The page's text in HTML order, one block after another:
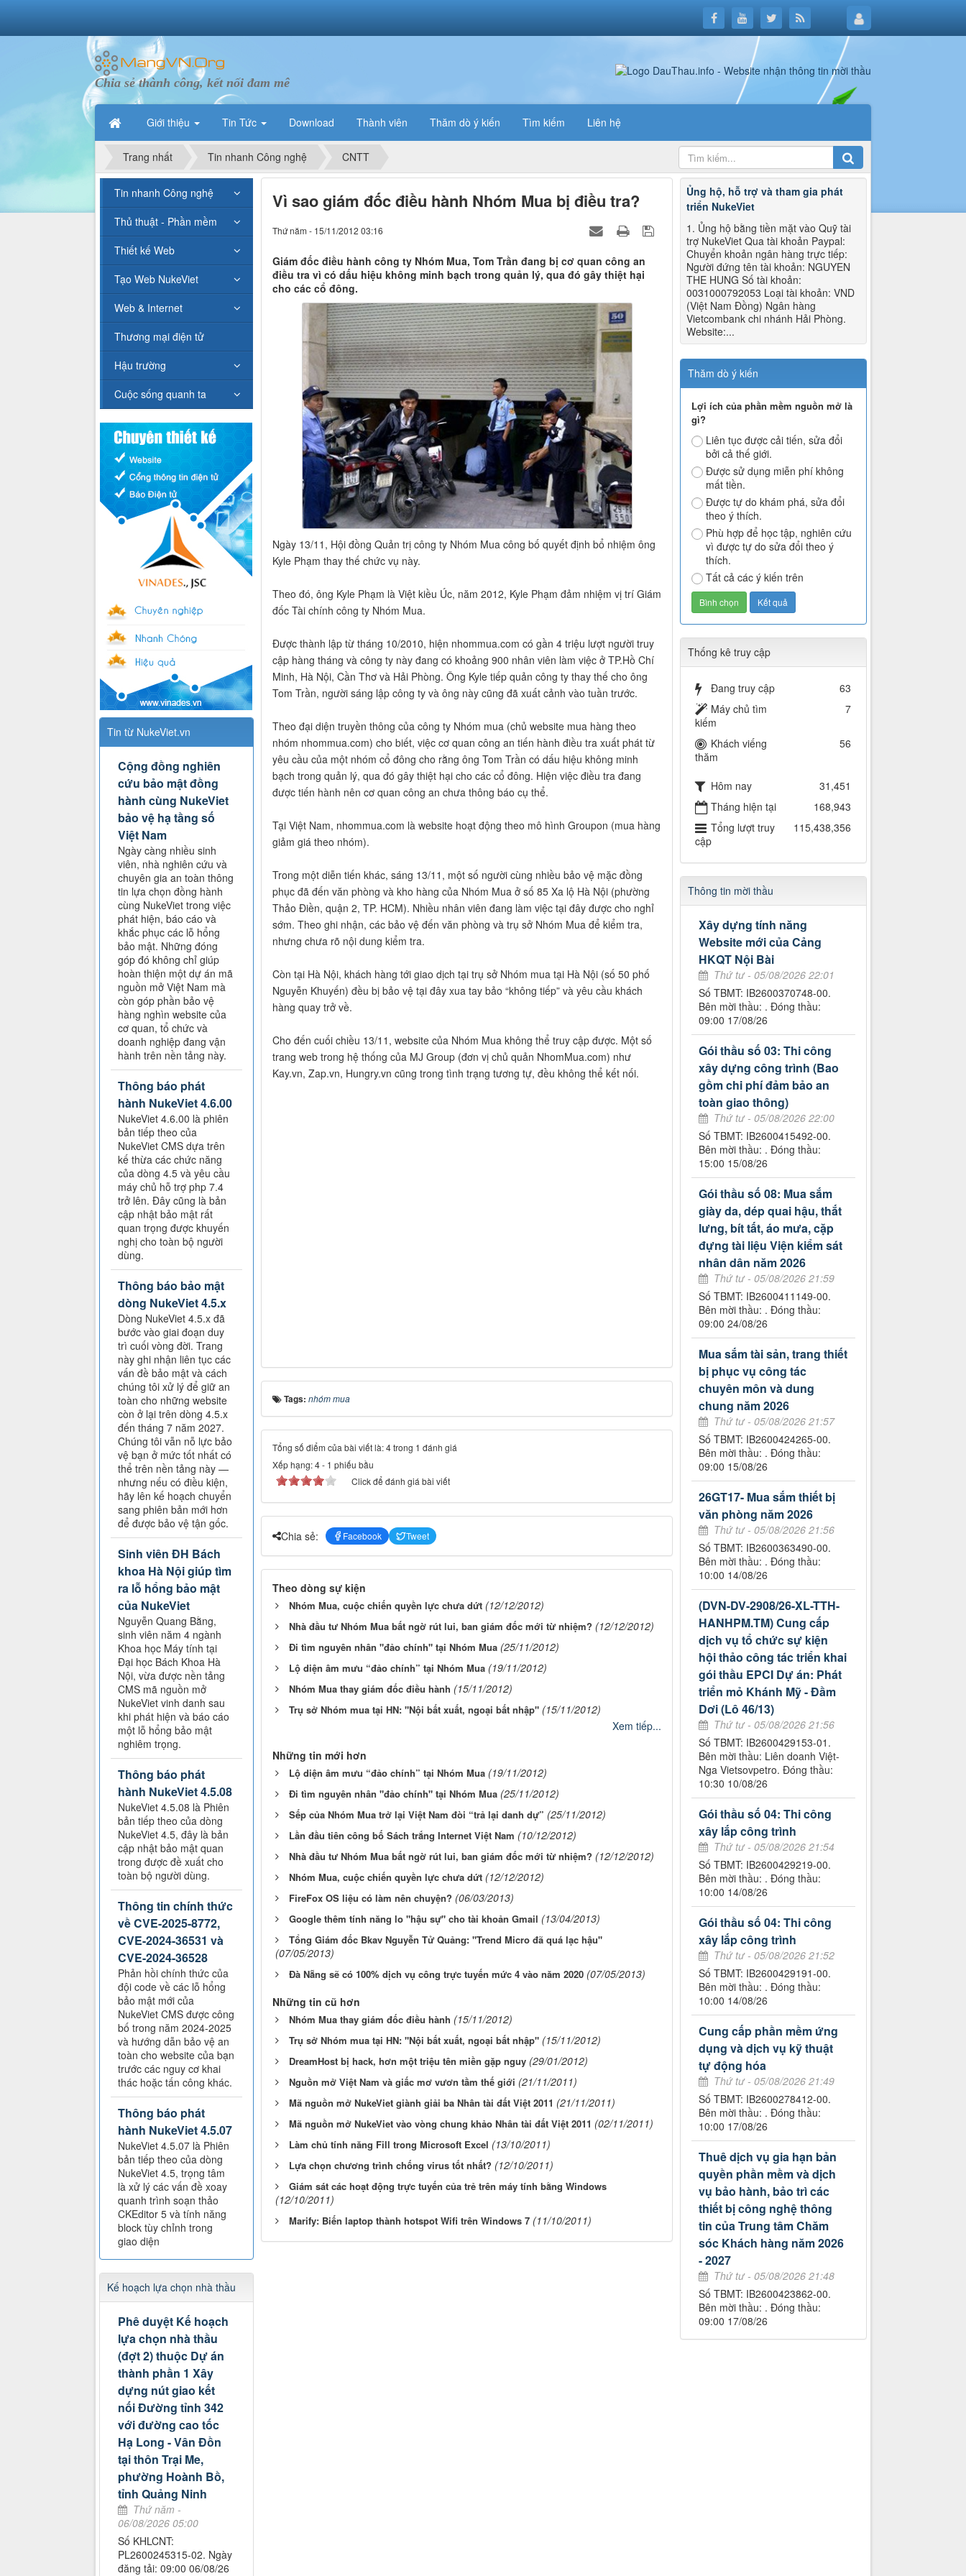
Chia sẻ thành công, kết nối đam mê
Giới thiệu Tin Tức Download Thành viên Thăm dò ý kiến Tìm kiếm Liên hệ
Trang nhất Tin nhanh Công nghệ CNTT
Vì sao giám đốc điều hành Nhóm Mua bị điều tra?
Thứ năm - 15/11/2012 03:16
Giám đốc điều hành công ty Nhóm Mua, Tom Trần đang bị cơ quan công an
điều tra vì có dấu hiệu không minh bạch trong quản lý, qua đó gây thiệt hại
cho các cổ đông.
Ngày 13/11, Hội đồng Quản trị công ty Nhóm Mua công bố quyết định bổ nhiệm ông
Kyle Phạm thay thế chức vụ này.
Theo đó, ông Kyle Phạm là Việt kiều Úc, năm 2012, Kyle Phạm đảm nhiệm vị trí Giám
đốc Tài chính công ty Nhóm Mua.
Được thành lập từ tháng 10/2010, hiện nhommua.com có gần 4 triệu lượt người truy
cập hàng tháng và công ty này đang có khoảng 900 nhân viên làm việc ở TP.Hồ Chí
Minh, Hà Nội, Cần Thơ và Hải Phòng. Ông Kyle tiếp quản công ty thay thế cho ông
Tom Trần, người sáng lập công ty và ông này cũng đã xuất cảnh vào tuần trước.
Theo đại diện truyền thông của công ty Nhóm mua (chủ website mua hàng theo
nhóm nhommua.com) cho biết, việc cơ quan công an tiến hành điều tra xuất phát từ
yêu cầu của một nhóm cổ đông cho rằng ông Tom Trần có dấu hiệu không minh
bạch trong quản lý, qua đó gây thiệt hại cho các cổ đông. Hiện việc điều tra đang
được tiến hành nên cơ quan công an chưa thông báo cụ thể.
Tại Việt Nam, nhommua.com là website hoạt động theo mô hình Groupon (mua hàng
giảm giá theo nhóm).
Trong một diễn tiến khác, sáng 13/11, một số người cùng nhiều bảo vệ mặc đồng
phục đã đến văn phòng và kho hàng của Nhóm Mua ở số 85 Xa lộ Hà Nội (phường
Thảo Điền, quận 2, TP. HCM). Nhiều nhân viên đang làm việc tại đây được cho nghỉ
sớm. Theo ghi nhận, các bảo vệ đến văn phòng và trụ sở Nhóm Mua để kiểm tra,
nhưng chưa rõ nội dung kiểm tra.
Còn tại Hà Nội, khách hàng tới giao dịch tại trụ sở Nhóm mua tại Hà Nội (số 50 phố
Nguyễn Khuyến) đều bị bảo vệ tại đây xua tay bảo “không tiếp” và yêu cầu khách
hàng quay trở về.
Cho đến cuối chiều 13/11, website của Nhóm Mua không thể truy cập được. Một số
trang web trong hệ thống của MJ Group (đơn vị chủ quản NhomMua.com) như
Kay.vn, Zap.vn, Hungry.vn cũng trong tình trạng tương tự, đều không thể kết nối.
Tags: nhóm mua
Tổng số điểm của bài viết là: 4 trong 1 đánh giá
Xếp hạng:4- 1 phiếu bầu
Click để đánh giá bài viết
Chia sẻ: Facebook Tweet
Theo dòng sự kiện
Nhóm Mua, cuộc chiến quyền lực chưa dứt (12/12/2012)
Nhà đầu tư Nhóm Mua bất ngờ rút lui, ban giám đốc mới từ nhiệm? (12/12/2012)
Đi tìm nguyên nhân "đảo chính" tại Nhóm Mua (25/11/2012)
Lộ diện âm mưu “đảo chính” tại Nhóm Mua (19/11/2012)
Nhóm Mua thay giám đốc điều hành (15/11/2012)
Trụ sở Nhóm mua tại HN: "Nội bất xuất, ngoại bất nhập" (15/11/2012)
Xem tiếp...
Những tin mới hơn
Lộ diện âm mưu “đảo chính” tại Nhóm Mua (19/11/2012)
Đi tìm nguyên nhân "đảo chính" tại Nhóm Mua (25/11/2012)
Sếp của Nhóm Mua trở lại Việt Nam đòi “trả lại danh dự” (25/11/2012)
Lần đầu tiên công bố Sách trắng Internet Việt Nam (10/12/2012)
Nhà đầu tư Nhóm Mua bất ngờ rút lui, ban giám đốc mới từ nhiệm? (12/12/2012)
Nhóm Mua, cuộc chiến quyền lực chưa dứt (12/12/2012)
FireFox OS liệu có làm nên chuyện? (06/03/2013)
Google thêm tính năng lo "hậu sự" cho tài khoản Gmail (13/04/2013)
Tổng Giám đốc Bkav Nguyễn Tử Quảng: "Trend Micro đã quá lạc hậu"
(07/05/2013)
Đà Nẵng sẽ có 100% dịch vụ công trực tuyến mức 4 vào năm 2020 (07/05/2013)
Những tin cũ hơn
Nhóm Mua thay giám đốc điều hành (15/11/2012)
Trụ sở Nhóm mua tại HN: "Nội bất xuất, ngoại bất nhập" (15/11/2012)
DreamHost bị hack, hơn một triệu tên miền gặp nguy (29/01/2012)
Nguồn mở Việt Nam và giấc mơ vươn tầm thế giới (21/11/2011)
Mã nguồn mở NukeViet giành giải ba Nhân tài đất Việt 2011 (21/11/2011)
Mã nguồn mở NukeViet vào vòng chung khảo Nhân tài đất Việt 2011 (02/11/2011)
Làm chủ tính năng Fill trong Microsoft Excel (13/10/2011)
Lựa chọn chương trình chống virus tốt nhất? (12/10/2011)
Giám sát các hoạt động trực tuyến của trẻ trên máy tính bằng Windows
(12/10/2011)
Marify: Biến laptop thành hotspot Wifi trên Windows 7 (11/10/2011)
Ủng hộ, hỗ trợ và tham gia phát
triển NukeViet
1. Ủng hộ bằng tiền mặt vào Quỹ tài
trợ NukeViet Qua tài khoản Paypal:
Chuyển khoản ngân hàng trực tiếp:
Người đứng tên tài khoản: NGUYEN
THE HUNG Số tài khoản:
0031000792053 Loại tài khoản: VND
(Việt Nam Đồng) Ngân hàng
Vietcombank chi nhánh Hải Phòng.
Website:...
Thăm dò ý kiến
Lợi ích của phần mềm nguồn mở là
gì?
Liên tục được cải tiến, sửa đổi
bởi cả thế giới.
Được sử dụng miễn phí không
mất tiền.
Được tự do khám phá, sửa đổi
theo ý thích.
Phù hợp để học tập, nghiên cứu
vì được tự do sửa đổi theo ý
thích.
Tất cả các ý kiến trên
Thống kê truy cập
Đang truy cập
63
Máy chủ tìm
kiếm
7
Khách viếng
thăm
56
Hôm nay
31,451
Tháng hiện tại
168,943
Tổng lượt truy
cập
115,438,356
Thông tin mời thầu
Xây dựng tính năng
Website mới của Cảng
HKQT Nội Bài
Thứ tư - 05/08/2026 22:01
Số TBMT: IB2600370748-00.
Bên mời thầu: . Đóng thầu:
09:00 17/08/26
Gói thầu số 03: Thi công
xây dựng công trình (Bao
gồm chi phí đảm bảo an
toàn giao thông)
Thứ tư - 05/08/2026 22:00
Số TBMT: IB2600415492-00.
Bên mời thầu: . Đóng thầu:
15:00 15/08/26
Gói thầu số 08: Mua sắm
giày da, dép quai hậu, thắt
lưng, bít tất, áo mưa, cặp
đựng tài liệu Viện kiểm sát
nhân dân năm 2026
Thứ tư - 05/08/2026 21:59
Số TBMT: IB2600411149-00.
Bên mời thầu: . Đóng thầu:
09:00 24/08/26
Mua sắm tài sản, trang thiết
bị phục vụ công tác
chuyên môn và dung
chung năm 2026
Thứ tư - 05/08/2026 21:57
Số TBMT: IB2600424265-00.
Bên mời thầu: . Đóng thầu:
09:00 15/08/26
26GT17- Mua sắm thiết bị
văn phòng năm 2026
Thứ tư - 05/08/2026 21:56
Số TBMT: IB2600363490-00.
Bên mời thầu: . Đóng thầu:
10:00 14/08/26
(DVN-DV-2908/26-XL-TTH-
HANHPM.TM) Cung cấp
dịch vụ tổ chức sự kiện
hội thảo công tác triển khai
gói thầu EPCI Dự án: Phát
triển mỏ Khánh Mỹ - Đầm
Dơi (Lô 46/13)
Thứ tư - 05/08/2026 21:56
Số TBMT: IB2600429153-01.
Bên mời thầu: Liên doanh Việt-
Nga Vietsovpetro. Đóng thầu:
10:30 10/08/26
Gói thầu số 04: Thi công
xây lắp công trình
Thứ tư - 05/08/2026 21:54
Số TBMT: IB2600429219-00.
Bên mời thầu: . Đóng thầu:
10:00 14/08/26
Gói thầu số 04: Thi công
xây lắp công trình
Thứ tư - 05/08/2026 21:52
Số TBMT: IB2600429191-00.
Bên mời thầu: . Đóng thầu:
10:00 14/08/26
Cung cấp phần mềm ứng
dụng và dịch vụ kỹ thuật
tự động hóa
Thứ tư - 05/08/2026 21:49
Số TBMT: IB2600278412-00.
Bên mời thầu: . Đóng thầu:
10:00 17/08/26
Thuê dịch vụ gia hạn bản
quyền phần mềm và dịch
vụ bảo hành, bảo trì các
thiết bị công nghệ thông
tin của Trung tâm Chăm
sóc Khách hàng năm 2026
- 2027
Thứ tư - 05/08/2026 21:48
Số TBMT: IB2600423862-00.
Bên mời thầu: . Đóng thầu:
09:00 17/08/26
Tin nhanh Công nghệ
Thủ thuật - Phần mềm
Thiết kế Web
Tạo Web NukeViet
Web & Internet
Thương mại điện tử
Hậu trường
Cuộc sống quanh ta
Tin từ NukeViet.vn
Cộng đồng nghiên
cứu bảo mật đồng
hành cùng NukeViet
bảo vệ hạ tầng số
Việt Nam
Ngày càng nhiều sinh
viên, nhà nghiên cứu và
chuyên gia an toàn thông
tin lựa chọn đồng hành
cùng NukeViet trong việc
phát hiện, báo cáo và
khắc phục các lỗ hổng
bảo mật. Những đóng
góp đó không chỉ giúp
hoàn thiện một dự án mã
nguồn mở Việt Nam mà
còn góp phần bảo vệ
hàng nghìn website của
cơ quan, tổ chức và
doanh nghiệp đang vận
hành trên nền tảng này.
Thông báo phát
hành NukeViet 4.6.00
NukeViet 4.6.00 là phiên
bản tiếp theo của
NukeViet CMS dựa trên
kế thừa các chức năng
của dòng 4.5 và yêu cầu
máy chủ hỗ trợ php 7.4
trở lên. Đây cũng là bản
cập nhật bảo mật rất
quan trọng được khuyến
nghị cho toàn bộ người
dùng.
Thông báo bảo mật
dòng NukeViet 4.5.x
Dòng NukeViet 4.5.x đã
bước vào giai đoạn duy
trì cuối vòng đời. Trang
này ghi nhận liên tục các
vấn đề bảo mật và cách
chúng tôi xử lý để giữ an
toàn cho những website
còn ở lại trên dòng 4.5.x
đến tháng 7 năm 2027.
Chúng tôi vẫn nỗ lực bảo
vệ bạn ở mức tốt nhất có
thể trên nền tảng này —
nhưng nếu có điều kiện,
hãy lên kế hoạch chuyển
sang phiên bản mới hơn
để được bảo vệ tận gốc.
Sinh viên ĐH Bách
khoa Hà Nội giúp tìm
ra lỗ hổng bảo mật
của NukeViet
Nguyễn Quang Bằng,
sinh viên năm 4 ngành
Khoa học Máy tính tại
Đại học Bách Khoa Hà
Nội, vừa được nền tảng
CMS mã nguồn mở
NukeViet vinh danh sau
khi phát hiện và báo cáo
một lỗ hổng bảo mật
nghiêm trọng.
Thông báo phát
hành NukeViet 4.5.08
NukeViet 4.5.08 là Phiên
bản tiếp theo của dòng
NukeViet 4.5, đây là bản
cập nhật bảo mật quan
trong được đề xuất cho
toàn bộ người dùng.
Thông tin chính thức
về CVE-2025-8772,
CVE-2024-36531 và
CVE-2024-36528
Phản hồi chính thức của
đội code về các lỗ hổng
bảo mật mới của
NukeViet CMS được công
bố trong năm 2024-2025
và hướng dẫn bảo vệ an
toàn cho website của bạn
trước các nguy cơ khai
thác hoặc tấn công khác.
Thông báo phát
hành NukeViet 4.5.07
NukeViet 4.5.07 là Phiên
bản tiếp theo của dòng
NukeViet 4.5, trọng tâm
là xử lý các vấn đề xoay
quanh trình soạn thảo
CKEditor 5 và tính năng
block tùy chỉnh trong
giao diện
Kế hoạch lựa chọn nhà thầu
Phê duyệt Kế hoạch
lựa chọn nhà thầu
(đợt 2) thuộc Dự án
thành phần 1 Xây
dựng nút giao kết
nối Đường tỉnh 342
với đường cao tốc
Hạ Long - Vân Đồn
tại thôn Trại Me,
phường Hoành Bồ,
tỉnh Quảng Ninh
Thứ năm -
06/08/2026 05:00
Số KHLCNT:
PL2600245315-02. Ngày
đăng tải: 09:00 06/08/26